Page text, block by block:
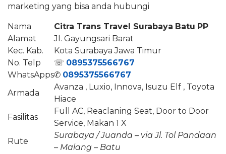
marketing yang bisa anda hubungi
Nama Citra Trans Travel Surabaya Batu PP
Alamat
Jl. Gayungsari Barat
Kec. Kab.
Kota Surabaya Jawa Timur
No. Telp
☏ 0895375566767
WhatsApps✆ 0895375566767
Armada
Avanza , Luxio, Innova, Isuzu Elf , Toyota
Hiace
Fasilitas
Full AC, Reaclaning Seat, Door to Door
Service, Makan 1 X
Rute
Surabaya / Juanda – via Jl. Tol Pandaan
– Malang – Batu